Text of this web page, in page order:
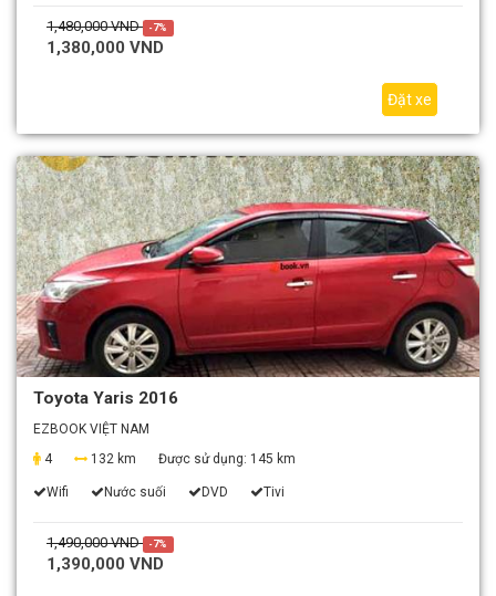
1,480,000 VND -7%
1,380,000 VND
Đặt xe
Toyota Yaris 2016
EZBOOK VIỆT NAM
4
132 km Được sử dụng: 145 km
Wifi Nước suối DVD Tivi
1,490,000 VND -7%
1,390,000 VND